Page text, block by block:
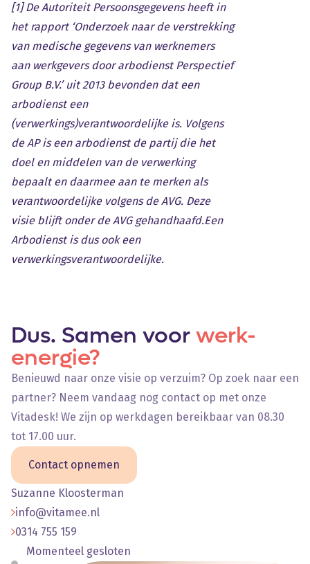
[1] De Autoriteit Persoonsgegevens heeft in
het rapport ‘Onderzoek naar de verstrekking
van medische gegevens van werknemers
aan werkgevers door arbodienst Perspectief
Group B.V.’ uit 2013 bevonden dat een
arbodienst een
(verwerkings)verantwoordelijke is. Volgens
de AP is een arbodienst de partij die het
doel en middelen van de verwerking
bepaalt en daarmee aan te merken als
verantwoordelijke volgens de AVG. Deze
visie blijft onder de AVG gehandhaafd.Een
Arbodienst is dus ook een
verwerkingsverantwoordelijke.
Dus. Samen voorwerk-
energie?
Benieuwd naar onze visie op verzuim? Op zoek naar een
partner? Neem vandaag nog contact op met onze
Vitadesk! We zijn op werkdagen bereikbaar van 08.30
tot 17.00 uur.
Contact opnemen
Suzanne Kloosterman
info@vitamee.nl
0314 755 159
Momenteel gesloten